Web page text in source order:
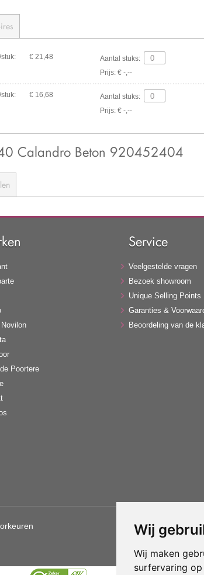
Wij
Wij maken
surfervaring
stuk: € 21,48
Aantal stuks:
Prijs: € -,--
stuk: € 16,68
Aantal stuks:
Prijs: € -,--
Calandro Beton 920452404
Novilon
Poortere
Service
Veelgestelde vragen
Bezoek showroom
Unique Selling Points
Garanties &
Beoordeling van de
Gebruik van deze